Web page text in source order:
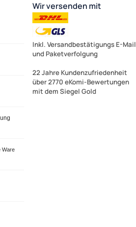
Ware
Wir versenden mit
Inkl. Versandbestätigungs E-Mail
und Paketverfolgung
22 Jahre Kundenzufriedenheit
über 2770 eKomi-Bewertungen
mit dem Siegel Gold